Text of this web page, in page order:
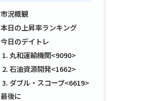
市況概観
本日の上昇率ランキング
今日のデイトレ
丸和運輸機関<9090>
石油資源開発<1662>
ダブル・スコープ<6619>
最後に